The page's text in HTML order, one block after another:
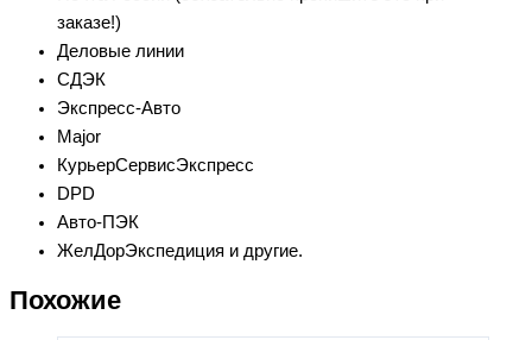
заказе!)
Деловые линии
СДЭК
Экспресс-Авто
Major
КурьерСервисЭкспресс
DPD
Авто-ПЭК
ЖелДорЭкспедиция и другие.
Похожие